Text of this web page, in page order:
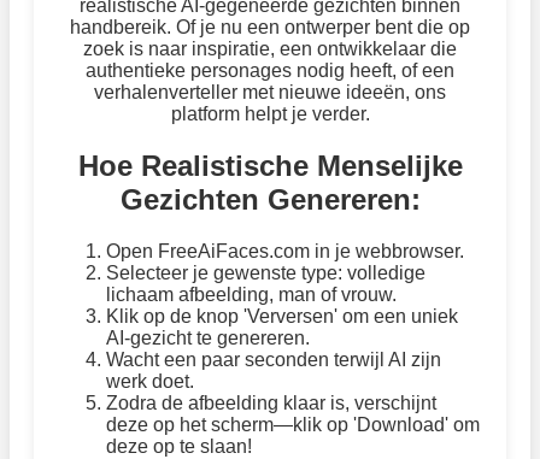
realistische AI-gegeneerde gezichten binnen
handbereik. Of je nu een ontwerper bent die op
zoek is naar inspiratie, een ontwikkelaar die
authentieke personages nodig heeft, of een
verhalenverteller met nieuwe ideeën, ons
platform helpt je verder.
Hoe Realistische Menselijke
Gezichten Genereren:
Open FreeAiFaces.com in je webbrowser.
Selecteer je gewenste type: volledige
lichaam afbeelding, man of vrouw.
Klik op de knop 'Verversen' om een uniek
AI-gezicht te genereren.
Wacht een paar seconden terwijl AI zijn
werk doet.
Zodra de afbeelding klaar is, verschijnt
deze op het scherm—klik op 'Download' om
deze op te slaan!